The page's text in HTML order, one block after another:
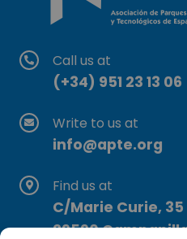
Call us at
(+34) 951 23 13 06
Write to us at
info@apte.org
Find us at
C/Marie Curie, 35
29590